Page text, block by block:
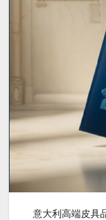
意大利高端皮具